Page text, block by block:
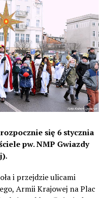
się 6 stycznia
pw. NMP Gwiazdy
i przejdzie ulicami
Armii Krajowej na Plac